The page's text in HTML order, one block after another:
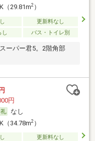
（29.81m2）
更新料なし
し バス・トイレ別
ーパー君5。2階角部
円
なし
（34.78m2）
更新料なし